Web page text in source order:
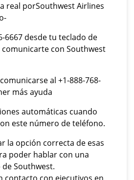
real porSouthwest Airlines
6667 desde tu teclado de
con Southwest
al +1-888-768-
más ayuda
automáticas cuando
este número de teléfono.
la opción correcta de esas
poder hablar con una
Southwest.